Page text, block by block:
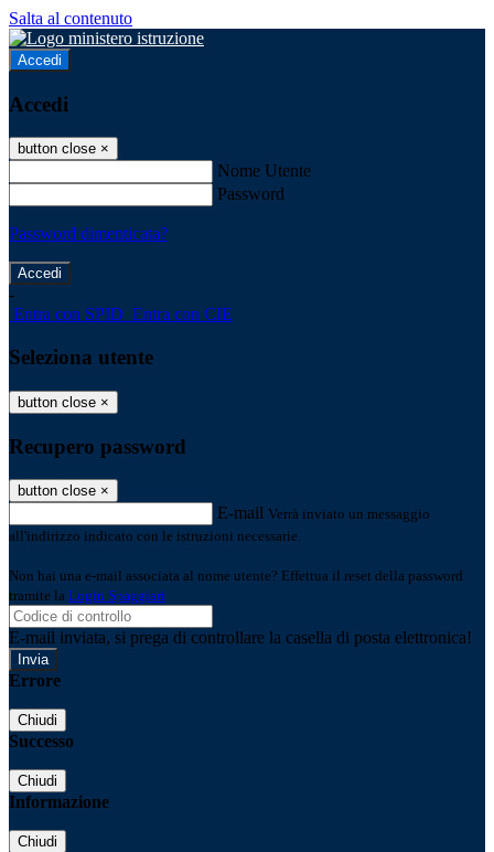
Salta al contenuto
Accedi
Accedi
button close ×
Nome Utente
Password
Password dimenticata?
-
Entra con SPID Entra con CIE
Seleziona utente
button close ×
Recupero password
button close ×
E-mail Verrà inviato un messaggio
all'indirizzo indicato con le istruzioni necessarie.
Non hai una e-mail associata al nome utente? Effettua il reset della password
tramite la Login Spaggiari
E-mail inviata, si prega di controllare la casella di posta elettronica!
Errore
Chiudi
Successo
Chiudi
Informazione
Chiudi